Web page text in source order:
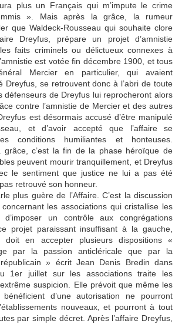
plus un Français qui m’impute le crime
». Mais après la grâce, la rumeur
que Waldeck-Rousseau qui souhaite clore
Dreyfus, prépare un projet d’amnistie
faits criminels ou délictueux connexes à
est votée fin décembre 1900, et tous
Mercier en particulier, qui avaient
Dreyfus, se retrouvent donc à l’abri de toute
défenseurs de Dreyfus lui reprocheront alors
contre l’amnistie de Mercier et des autres
est désormais accusé d’être manipulé
et d’avoir accepté que l’affaire se
conditions humiliantes et honteuses.
grâce, c’est la fin de la phase héroïque de
peuvent mourir tranquillement, et Dreyfus
le sentiment que justice ne lui a pas été
retrouvé son honneur.
plus guère de l’Affaire. C’est la discussion
les associations qui cristallise les
d’imposer un contrôle aux congrégations
projet paraissant insuffisant à la gauche,
doit en accepter plusieurs dispositions «
par la passion anticléricale que par la
» écrit Jean Denis Bredin dans
1er juillet sur les associations traite les
suspicion. Elle prévoit que même les
d’une autorisation ne pourront
nouveaux, et pourront à tout
par simple décret. Après l’affaire Dreyfus,